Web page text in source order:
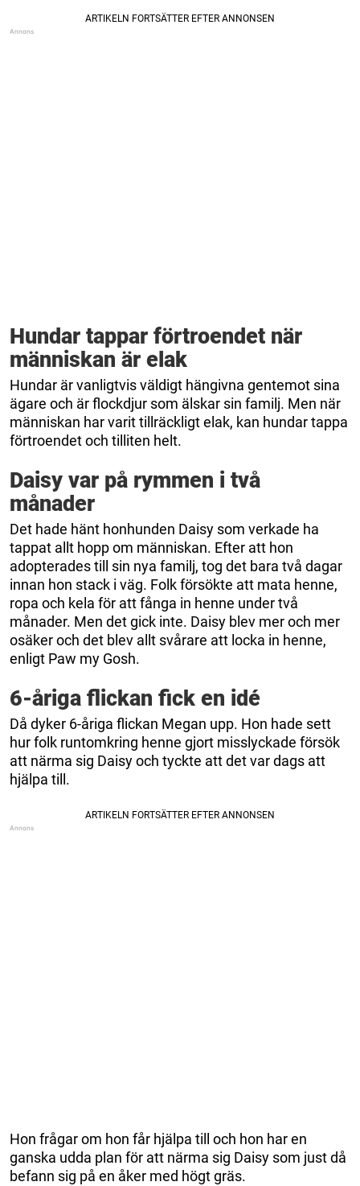
Hundar tappar förtroendet när
människan är elak
Hundar är vanligtvis väldigt hängivna gentemot sina
ägare och är flockdjur som älskar sin familj. Men när
människan har varit tillräckligt elak, kan hundar tappa
förtroendet och tilliten helt.
Daisy var på rymmen i två
månader
Det hade hänt honhunden Daisy som verkade ha
tappat allt hopp om människan. Efter att hon
adopterades till sin nya familj, tog det bara två dagar
innan hon stack i väg. Folk försökte att mata henne,
ropa och kela för att fånga in henne under två
månader. Men det gick inte. Daisy blev mer och mer
osäker och det blev allt svårare att locka in henne,
enligt Paw my Gosh.
6-åriga flickan fick en idé
Då dyker 6-åriga flickan Megan upp. Hon hade sett
hur folk runtomkring henne gjort misslyckade försök
att närma sig Daisy och tyckte att det var dags att
hjälpa till.
Hon frågar om hon får hjälpa till och hon har en
ganska udda plan för att närma sig Daisy som just då
befann sig på en åker med högt gräs.